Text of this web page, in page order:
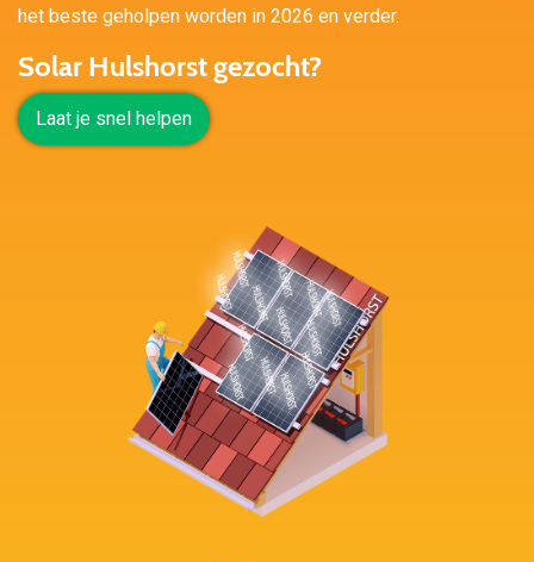
het beste geholpen worden in 2026 en verder.
Solar Hulshorst gezocht?
Laat je snel helpen